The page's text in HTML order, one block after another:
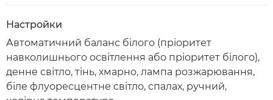
Настройки
Автоматичний баланс білого (пріоритет
навколишнього освітлення або пріоритет білого),
денне світло, тінь, хмарно, лампа розжарювання,
біле флуоресцентне світло, спалах, ручний,